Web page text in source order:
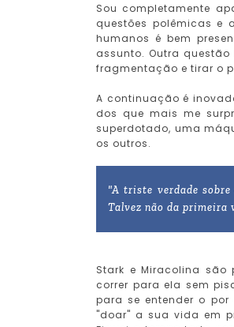
Sou completamente
questões polêmicas e
humanos é bem
assunto. Outra
fragmentação e tirar o
A continuação é
dos que mais me
superdotado, uma
os outros.
"A triste verdade sobre
Talvez não da primeira
Stark e Miracolina
correr para ela sem
para se entender o
"doar" a sua vida em